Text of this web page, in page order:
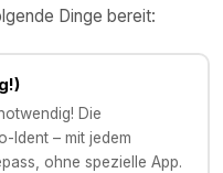
Dinge bereit:
Die
Ident – mit jedem
ohne spezielle App.